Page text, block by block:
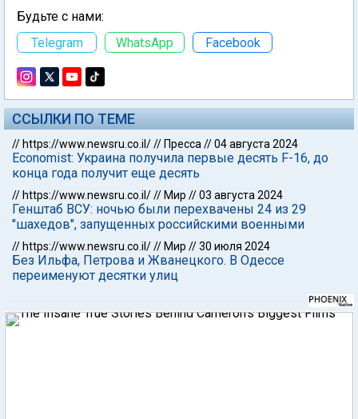
Будьте с нами:
Telegram
WhatsApp Facebook
ССЫЛКИ ПО ТЕМЕ
// https://www.newsru.co.il/// Пресса //04 августа 2024
Economist: Украина получила первые десять F-16, до
конца года получит еще десять
// https://www.newsru.co.il/// Мир //03 августа 2024
Генштаб ВСУ: ночью были перехвачены 24 из 29
"шахедов", запущенных российскими военными
// https://www.newsru.co.il/// Мир //30 июля 2024
Без Ильфа, Петрова и Жванецкого. В Одессе
переименуют десятки улиц